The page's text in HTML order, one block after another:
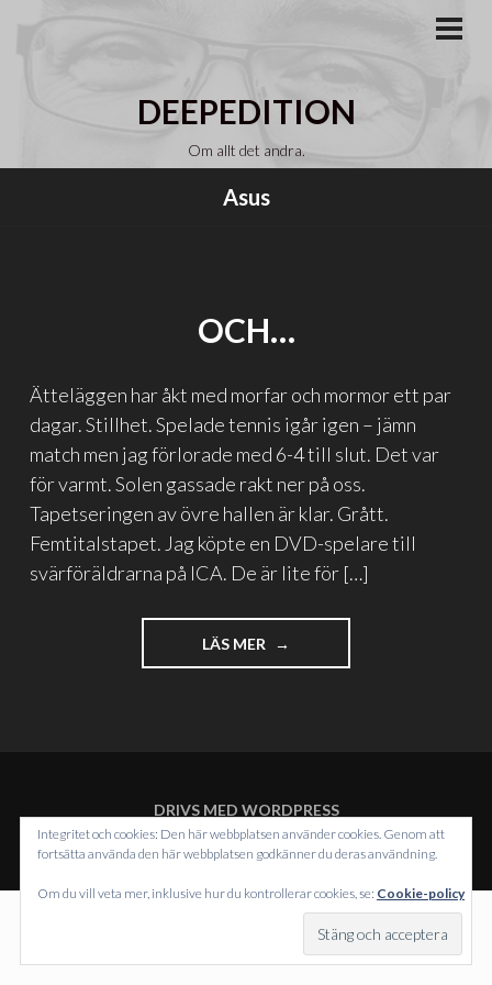
DEEPEDITION
Om allt det andra.
Asus
OCH…
Ätteläggen har åkt med morfar och mormor ett par
dagar. Stillhet. Spelade tennis igår igen – jämn
match men jag förlorade med 6-4 till slut. Det var
för varmt. Solen gassade rakt ner på oss.
Tapetseringen av övre hallen är klar. Grått.
Femtitalstapet. Jag köpte en DVD-spelare till
svärföräldrarna på ICA. De är lite för […]
LÄS MER "OCH…"
DRIVS MED WORDPRESS
TEMA: INTERGALACTIC AVWORDPRESS.COM.
Integritet och cookies: Den här webbplatsen använder cookies. Genom att
fortsätta använda den här webbplatsen godkänner du deras användning.
Om du vill veta mer, inklusive hur du kontrollerar cookies, se: Cookie-policy